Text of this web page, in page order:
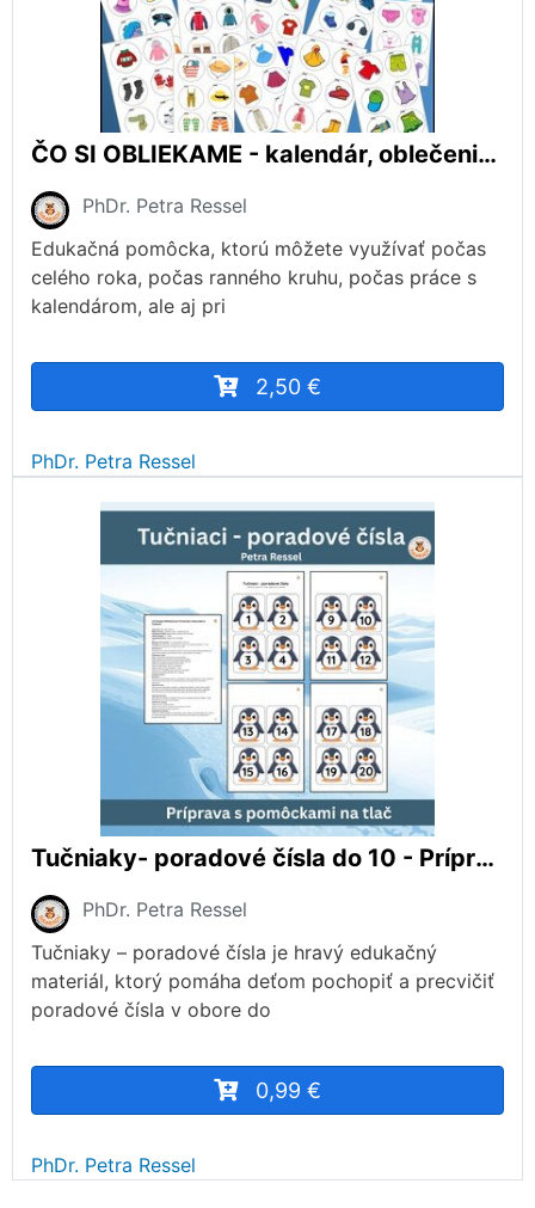
ČO SI OBLIEKAME - kalendár, oblečenie, ľudské telo, ročné obdobia
PhDr. Petra Ressel
Edukačná pomôcka, ktorú môžete využívať počas
celého roka, počas ranného kruhu, počas práce s
kalendárom, ale aj pri
2,50 €
PhDr. Petra Ressel
Tučniaky- poradové čísla do 10 - Príprava s materiálmi na tlač (Polárne zvieratá)
PhDr. Petra Ressel
Tučniaky – poradové čísla je hravý edukačný
materiál, ktorý pomáha deťom pochopiť a precvičiť
poradové čísla v obore do
0,99 €
PhDr. Petra Ressel